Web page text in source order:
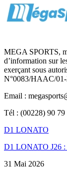
MEGA SPORTS,
d’information sur
exerçant sous
N°0083/HAAC/
Email :
Tél : (00228) 90 79
D1 LONATO
D1 LONATO J26 :
31 Mai 2026